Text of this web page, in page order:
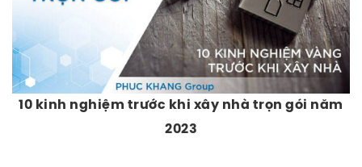
10 kinh nghiệm trước khi xây nhà trọn gói năm
2023